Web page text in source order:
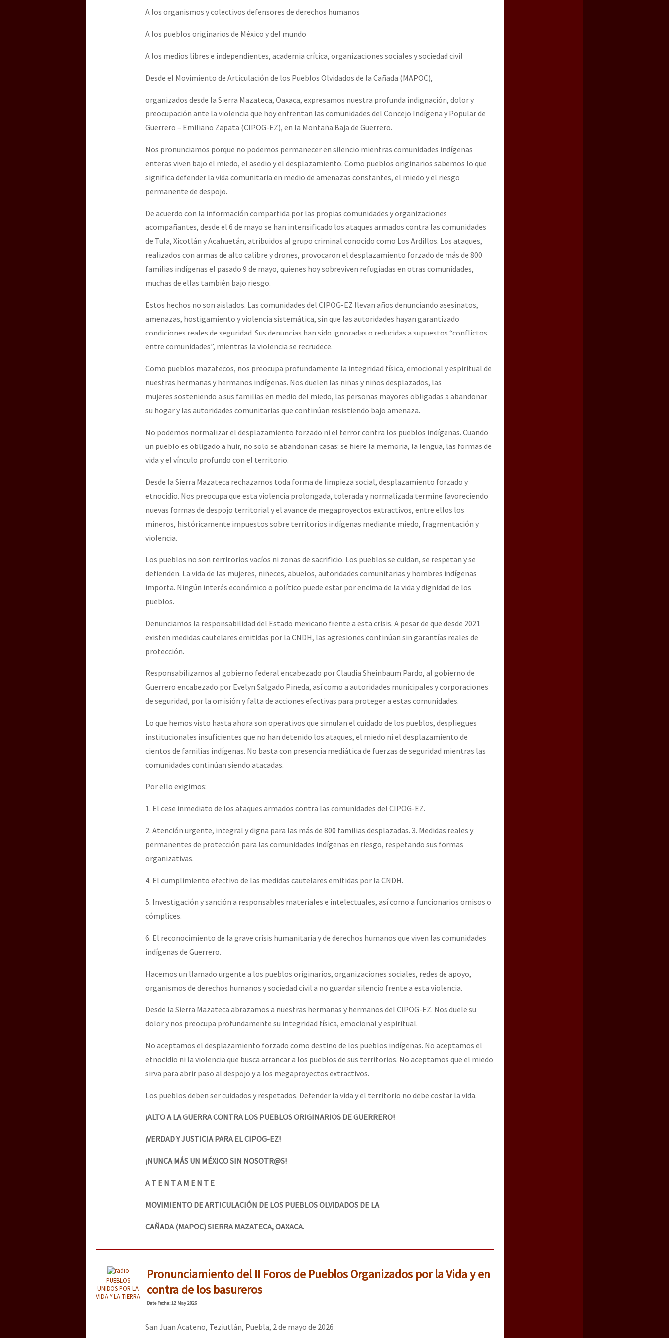
[25 abr – CDMX] Tokín por el CNI: 30 años de Resistencia y Rebeldía
A los organismos y colectivos defensores de derechos humanos
A los pueblos originarios de México y del mundo
A los medios libres e independientes, academia crítica, organizaciones sociales y sociedad civil
Desde el Movimiento de Articulación de los Pueblos Olvidados de la Cañada (MAPOC),
organizados desde la Sierra Mazateca, Oaxaca, expresamos nuestra profunda indignación, dolor y
preocupación ante la violencia que hoy enfrentan las comunidades del Concejo Indígena y Popular de
Guerrero – Emiliano Zapata (CIPOG-EZ), en la Montaña Baja de Guerrero.
Nos pronunciamos porque no podemos permanecer en silencio mientras comunidades indígenas
enteras viven bajo el miedo, el asedio y el desplazamiento. Como pueblos originarios sabemos lo que
significa defender la vida comunitaria en medio de amenazas constantes, el miedo y el riesgo
permanente de despojo.
De acuerdo con la información compartida por las propias comunidades y organizaciones
acompañantes, desde el 6 de mayo se han intensificado los ataques armados contra las comunidades
de Tula, Xicotlán y Acahuetán, atribuidos al grupo criminal conocido como Los Ardillos. Los ataques,
realizados con armas de alto calibre y drones, provocaron el desplazamiento forzado de más de 800
familias indígenas el pasado 9 de mayo, quienes hoy sobreviven refugiadas en otras comunidades,
muchas de ellas también bajo riesgo.
Estos hechos no son aislados. Las comunidades del CIPOG-EZ llevan años denunciando asesinatos,
amenazas, hostigamiento y violencia sistemática, sin que las autoridades hayan garantizado
condiciones reales de seguridad. Sus denuncias han sido ignoradas o reducidas a supuestos “conflictos
entre comunidades”, mientras la violencia se recrudece.
Como pueblos mazatecos, nos preocupa profundamente la integridad física, emocional y espiritual de
nuestras hermanas y hermanos indígenas. Nos duelen las niñas y niños desplazados, las
mujeres sosteniendo a sus familias en medio del miedo, las personas mayores obligadas a abandonar
su hogar y las autoridades comunitarias que continúan resistiendo bajo amenaza.
No podemos normalizar el desplazamiento forzado ni el terror contra los pueblos indígenas. Cuando
un pueblo es obligado a huir, no solo se abandonan casas: se hiere la memoria, la lengua, las formas de
vida y el vínculo profundo con el territorio.
Desde la Sierra Mazateca rechazamos toda forma de limpieza social, desplazamiento forzado y
etnocidio. Nos preocupa que esta violencia prolongada, tolerada y normalizada termine favoreciendo
nuevas formas de despojo territorial y el avance de megaproyectos extractivos, entre ellos los
mineros, históricamente impuestos sobre territorios indígenas mediante miedo, fragmentación y
violencia.
Los pueblos no son territorios vacíos ni zonas de sacrificio. Los pueblos se cuidan, se respetan y se
defienden. La vida de las mujeres, niñeces, abuelos, autoridades comunitarias y hombres indígenas
importa. Ningún interés económico o político puede estar por encima de la vida y dignidad de los
pueblos.
Denunciamos la responsabilidad del Estado mexicano frente a esta crisis. A pesar de que desde 2021
existen medidas cautelares emitidas por la CNDH, las agresiones continúan sin garantías reales de
protección.
Responsabilizamos al gobierno federal encabezado por Claudia Sheinbaum Pardo, al gobierno de
Guerrero encabezado por Evelyn Salgado Pineda, así como a autoridades municipales y corporaciones
de seguridad, por la omisión y falta de acciones efectivas para proteger a estas comunidades.
Lo que hemos visto hasta ahora son operativos que simulan el cuidado de los pueblos, despliegues
institucionales insuficientes que no han detenido los ataques, el miedo ni el desplazamiento de
cientos de familias indígenas. No basta con presencia mediática de fuerzas de seguridad mientras las
comunidades continúan siendo atacadas.
Por ello exigimos:
1. El cese inmediato de los ataques armados contra las comunidades del CIPOG-EZ.
2. Atención urgente, integral y digna para las más de 800 familias desplazadas. 3. Medidas reales y
permanentes de protección para las comunidades indígenas en riesgo, respetando sus formas
organizativas.
4. El cumplimiento efectivo de las medidas cautelares emitidas por la CNDH.
5. Investigación y sanción a responsables materiales e intelectuales, así como a funcionarios omisos o
cómplices.
6. El reconocimiento de la grave crisis humanitaria y de derechos humanos que viven las comunidades
indígenas de Guerrero.
Hacemos un llamado urgente a los pueblos originarios, organizaciones sociales, redes de apoyo,
organismos de derechos humanos y sociedad civil a no guardar silencio frente a esta violencia.
Desde la Sierra Mazateca abrazamos a nuestras hermanas y hermanos del CIPOG-EZ. Nos duele su
dolor y nos preocupa profundamente su integridad física, emocional y espiritual.
No aceptamos el desplazamiento forzado como destino de los pueblos indígenas. No aceptamos el
etnocidio ni la violencia que busca arrancar a los pueblos de sus territorios. No aceptamos que el miedo
sirva para abrir paso al despojo y a los megaproyectos extractivos.
Los pueblos deben ser cuidados y respetados. Defender la vida y el territorio no debe costar la vida.
¡ALTO A LA GUERRA CONTRA LOS PUEBLOS ORIGINARIOS DE GUERRERO!
¡VERDAD Y JUSTICIA PARA EL CIPOG-EZ!
¡NUNCA MÁS UN MÉXICO SIN NOSOTR@S!
A T E N T A M E N T E
MOVIMIENTO DE ARTICULACIÓN DE LOS PUEBLOS OLVIDADOS DE LA
CAÑADA (MAPOC) SIERRA MAZATECA, OAXACA.
PUEBLOS
UNIDOS POR LA
VIDA Y LA TIERRA
Pronunciamiento del II Foros de Pueblos Organizados por la Vida y en
contra de los basureros
DateFecha: 12 May 2026
San Juan Acateno, Teziutlán, Puebla, 2 de mayo de 2026.